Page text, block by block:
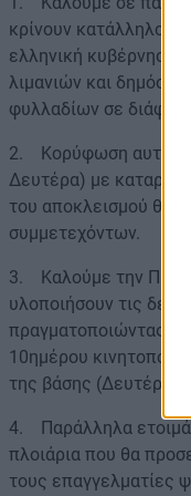
κρίνουν κατάλληλο
ελληνική κυβέρνηση
λιμανιών και
φυλλαδίων σε
2. Κορύφωση αυτών
Δευτέρα) με καταρχήν
του αποκλεισμού θα
συμμετεχόντων.
3. Καλούμε την ΠΝΟ
υλοποιήσουν τις
πραγματοποιώντας
10ημέρου
της βάσης (Δευτέρα
4. Παράλληλα
πλοιάρια που θα
τους επαγγελματίες